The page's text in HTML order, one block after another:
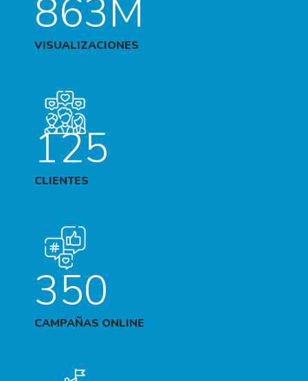
863M
VISUALIZACIONES
125
CLIENTES
350
CAMPAÑAS ONLINE